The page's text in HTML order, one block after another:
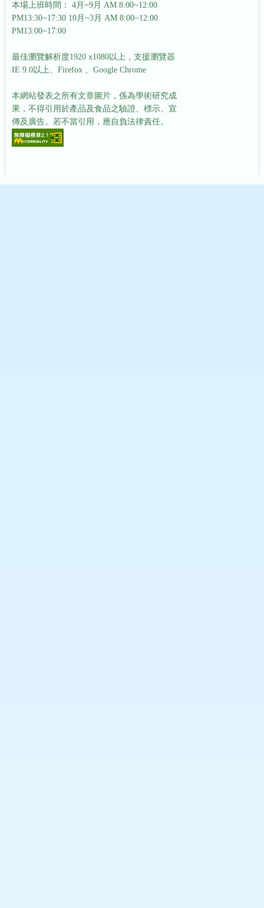
本場上班時間： 4月~9月 AM 8:00~12:00
PM13:30~17:30 10月~3月 AM 8:00~12:00
PM13:00~17:00
最佳瀏覽解析度1920 x1080以上，支援瀏覽器
IE 9.0以上、Firefox 、Google Chrome
本網站發表之所有文章圖片，係為學術研究成
果，不得引用於產品及食品之驗證、標示、宣
傳及廣告。若不當引用，應自負法律責任。